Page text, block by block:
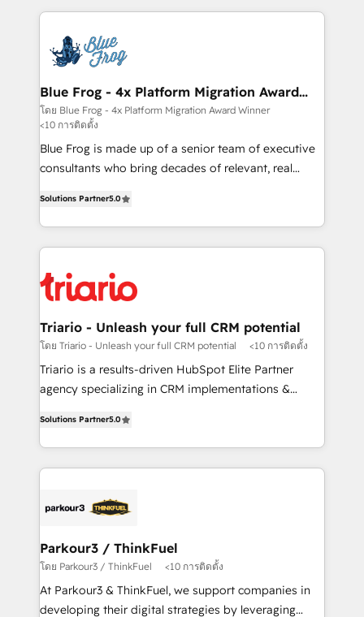
team of 25+ experts Contact us today to help you
get more from your investment in HubSpot.
strengthen your digital transformation and minimize
Implementation partner, we provide expertise to
drive your business forward. Since 2015 we are fully
dedicated to HubSpot and with an experienced
team (50+), we work with reputable companies in
B2B sectors such as manufacturing, SaaS and
business services. We prepare a customized
business case that demonstrates the value and
detailed financial rationale with a focus on ROI and
TCO. As a trusted extension of your team, we
believe in the power of partnership. Together, we
business up for long-term success. Unlock your
business. If not now, when?
Blue Frog - 4x Platform Migration Award
Winner
โดย Blue Frog - 4x Platform Migration Award Winner
<10 การติดตั้ง
Blue Frog is made up of a senior team of executive
consultants who bring decades of relevant, real
Frog is a top, trusted partner in HubSpot's
ecosystem for a reason. Their team brings over a
decade of experience to the table, along with deep
for driving growth. They are committed to helping
our customers grow and finding solutions that fit
their unique business needs. We are thrilled to have
Blue Frog in the HubSpot ecosystem leading the
way for customers!" - Yamini Rangan, CEO of
of experience and quality of skilled staff has earned
them a trusted reputation within the HubSpot
Program, HubSpot.
Solutions Partner5.0
Triario - Unleash your full CRM potential
โดย Triario - Unleash your full CRM potential <10 การติดตั้ง
Triario is a results-driven HubSpot Elite Partner
agency specializing in CRM implementations &
Integrations, Custom AI agents and AI-ready Website
Design With over 15 years of experience, we help
companies bridge the gap between marketing, sales,
data hygiene, and tailored HubSpot solutions. Our
a global consultancy with the care and agility of a
boutique firm. At Triario, we’re big enough to deliver
but small enough to listen. Our Services: HubSpot
implementations & data migration Custom AI agents
Solutions Partner5.0
Parkour3 / ThinkFuel
โดย Parkour3 / ThinkFuel <10 การติดตั้ง
At Parkour3 & ThinkFuel, we support companies in
developing their digital strategies by leveraging